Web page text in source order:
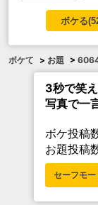
ボケる(
ボケて > お題 >
3秒で笑
写真で一
ボケ投稿
お題投稿
セーフモー